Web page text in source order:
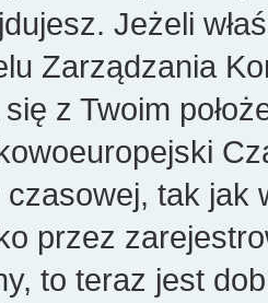
Jeżeli
Zarządzania
się z Twoim
tak jak
przez
to teraz jest